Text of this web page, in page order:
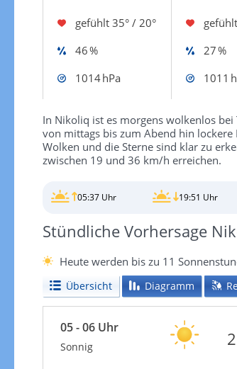
gefühlt 35° / 20° gefühlt
46 %
27 %
1014 hPa
1011
In Nikoliq ist es morgens wolkenlos bei
von mittags bis zum Abend hin lockere
Wolken und die Sterne sind klar zu
zwischen 19 und 36 km/h erreichen.
05:37 Uhr 19:51 Uhr
Stündliche Vorhersage
Heute werden bis zu 11
Übersicht Diagramm
05 - 06 Uhr
Sonnig